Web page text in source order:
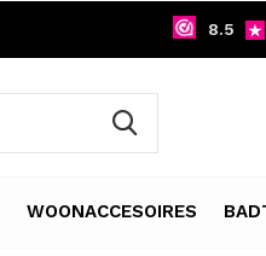
WOONACCESOIRES
8.5